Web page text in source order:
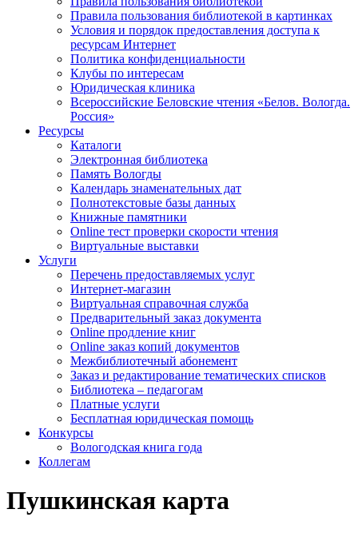
Правила пользования библиотекой в картинках
Условия и порядок предоставления доступа к
ресурсам Интернет
Политика конфиденциальности
Клубы по интересам
Юридическая клиника
Всероссийские Беловские чтения «Белов. Вологда.
Россия»
Ресурсы
Каталоги
Электронная библиотека
Память Вологды
Календарь знаменательных дат
Полнотекстовые базы данных
Книжные памятники
Online тест проверки скорости чтения
Виртуальные выставки
Услуги
Перечень предоставляемых услуг
Интернет-магазин
Виртуальная справочная служба
Предварительный заказ документа
Online продление книг
Online заказ копий документов
Межбиблиотечный абонемент
Заказ и редактирование тематических списков
Библиотека – педагогам
Платные услуги
Бесплатная юридическая помощь
Конкурсы
Вологодская книга года
Коллегам
Пушкинская карта